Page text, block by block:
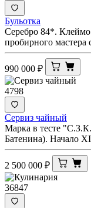
Бульотка
Серебро 84*.
пробирного
990 000 ₽
4798
Сервиз чайный
Марка в тесте
Батенина). Начало
2 500 000 ₽
36847